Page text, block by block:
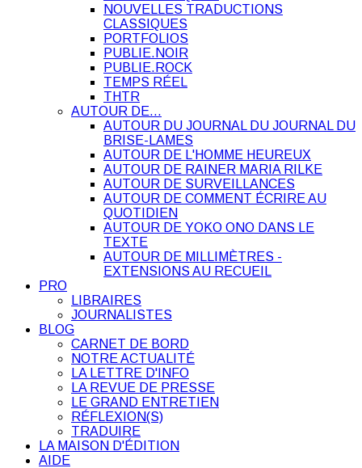
NOUVELLES TRADUCTIONS
CLASSIQUES
PORTFOLIOS
PUBLIE.NOIR
PUBLIE.ROCK
TEMPS RÉEL
THTR
AUTOUR DE…
AUTOUR DU JOURNAL DU JOURNAL DU
BRISE-LAMES
AUTOUR DE L'HOMME HEUREUX
AUTOUR DE RAINER MARIA RILKE
AUTOUR DE SURVEILLANCES
AUTOUR DE COMMENT ÉCRIRE AU
QUOTIDIEN
AUTOUR DE YOKO ONO DANS LE
TEXTE
AUTOUR DE MILLIMÈTRES -
EXTENSIONS AU RECUEIL
PRO
LIBRAIRES
JOURNALISTES
BLOG
CARNET DE BORD
NOTRE ACTUALITÉ
LA LETTRE D'INFO
LA REVUE DE PRESSE
LE GRAND ENTRETIEN
RÉFLEXION(S)
TRADUIRE
LA MAISON D'ÉDITION
AIDE